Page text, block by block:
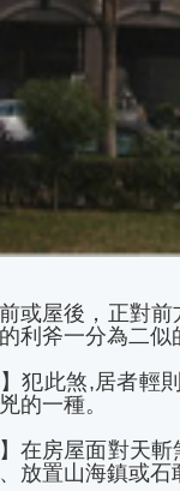
或屋後，正對
利斧一分為二似
】犯此煞,居者輕
的一種。
】在房屋面對天
放置山海鎮或石